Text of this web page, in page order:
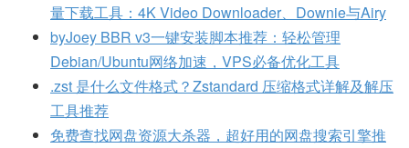
量下载工具：4K Video Downloader、Downie与Airy
byJoey BBR v3一键安装脚本推荐：轻松管理
Debian/Ubuntu网络加速，VPS必备优化工具
.zst 是什么文件格式？Zstandard 压缩格式详解及解压
工具推荐
免费查找网盘资源大杀器，超好用的网盘搜索引擎推